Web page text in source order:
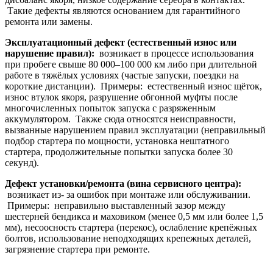
Такие дефекты являются основанием для гарантийного
ремонта или замены.
Эксплуатационный дефект (естественный износ или
нарушение правил): возникает в процессе использования
при пробеге свыше 80 000–100 000 км либо при длительной
работе в тяжёлых условиях (частые запуски, поездки на
короткие дистанции). Примеры: естественный износ щёток,
износ втулок якоря, разрушение обгонной муфты после
многочисленных попыток запуска с разряженным
аккумулятором. Также сюда относятся неисправности,
вызванные нарушением правил эксплуатации (неправильный
подбор стартера по мощности, установка нештатного
стартера, продолжительные попытки запуска более 30
секунд).
Дефект установки/ремонта (вина сервисного центра):
возникает из- за ошибок при монтаже или обслуживании.
Примеры: неправильно выставленный зазор между
шестерней бендикса и маховиком (менее 0,5 мм или более 1,5
мм), несоосность стартера (перекос), ослабление крепёжных
болтов, использование неподходящих крепежных деталей,
загрязнение стартера при ремонте.